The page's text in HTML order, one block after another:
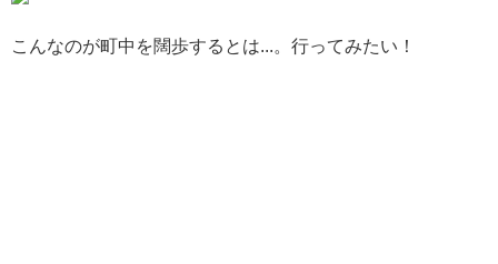
こんなのが町中を闊歩するとは...。行ってみたい！